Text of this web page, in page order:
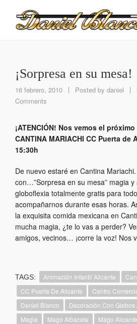
¡Sorpresa en su mesa!
16 febrero, 2010 Posted by daniel
Comments
¡ATENCIÓN! Nos vemos el
CANTINA MARIACHI CC Puerta de
15:30h
De nuevo estaré en Cantina
con…”Sorpresa en su mesa” magia
globoflexia totalmente gratis para
acompañarnos durante esas horas.
la exquisita comida mexicana en
mucha magia, ¿te lo vas a perder?
amigos, vecinos… ¡corre la voz! Nos
TAGS: Animación Infantil Alicante
CC Puerta De Alicante
Centro
Daniel Blanco
Decoración Con Globos
Magia
Mago Albacete Mago Alicante